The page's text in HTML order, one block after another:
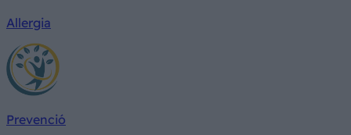
Allergia
Prevenció